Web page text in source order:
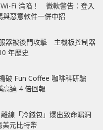
Fi 淪陷！ 微軟警告：登入
與惡意軟件一併中招
器被後門攻擊 主機板控制器
年歷史
破 Fun Coffee 咖啡科研騙
達 4 倍回報
線「冷錢包」爆出致命漏洞
美元比特幣